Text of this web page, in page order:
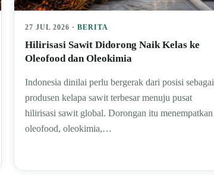
27 JUL 2026 ·BERITA
Hilirisasi Sawit Didorong Naik Kelas ke
Oleofood dan Oleokimia
Indonesia dinilai perlu bergerak dari posisi sebagai
produsen kelapa sawit terbesar menuju pusat
hilirisasi sawit global. Dorongan itu menempatkan
oleofood, oleokimia,…